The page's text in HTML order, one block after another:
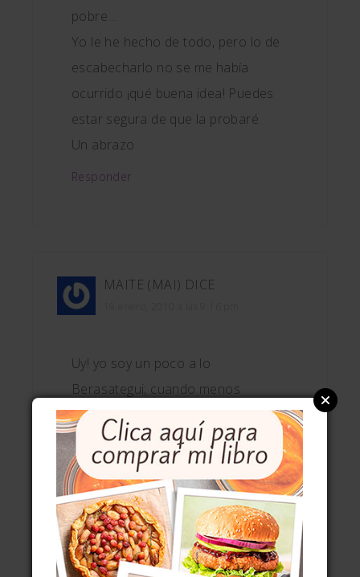
pobre…
Yo le he hecho de todo, pero lo de
escabecharlo no se me había
ocurrido ¡qué buena idea! Puedes
estar segura de que la probaré.
Un abrazo
Responder
MAITE (MAI) DICE
Uy! yo soy un poco a lo
Berasategui; cuando menos
probarlo un poquito;-P jeje, es
maravilloso este escabeche; con
salmón no lo he hecho nunca.
Siempre o con bonito, caballas o
sardinas (lo típico) pero mira que
por aquí el mejor pescado que lleda
es el salmón, así que me has dado